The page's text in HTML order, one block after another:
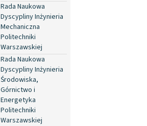
Rada Naukowa
Dyscypliny Inżynieria
Mechaniczna
Politechniki
Warszawskiej
Rada Naukowa
Dyscypliny Inżynieria
Środowiska,
Górnictwo i
Energetyka
Politechniki
Warszawskiej